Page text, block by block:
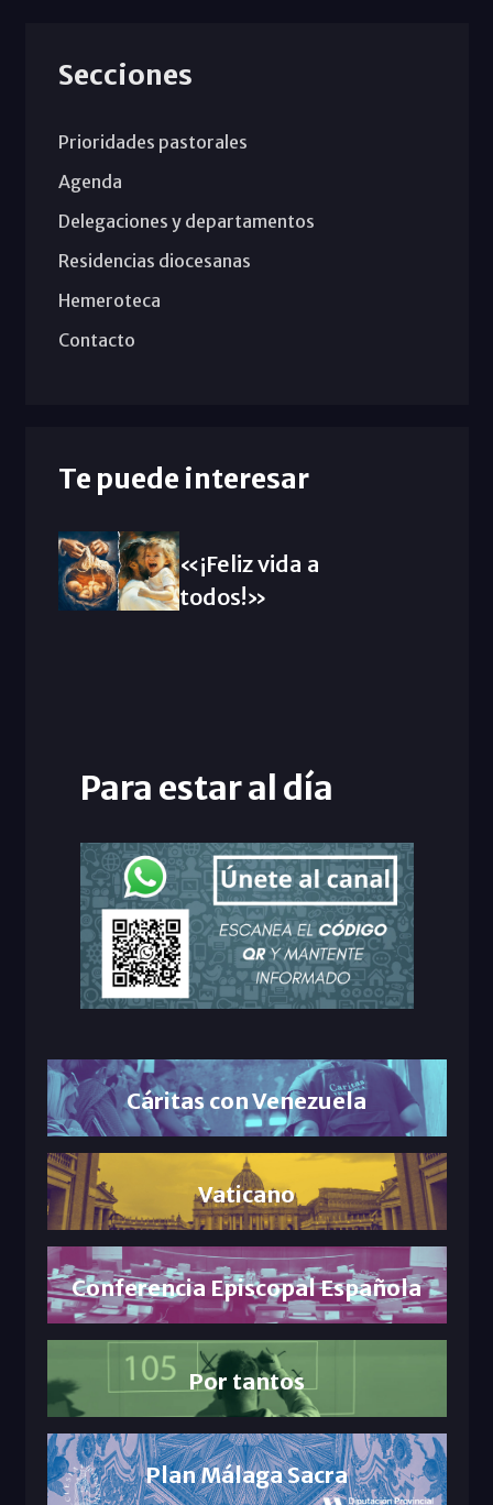
Secciones
Prioridades pastorales
Agenda
Delegaciones y departamentos
Residencias diocesanas
Hemeroteca
Contacto
Te puede interesar
«¡Feliz vida a
todos!»
Para estar al día
Cáritas con Venezuela
Vaticano
Conferencia Episcopal Española
Por tantos
Plan Málaga Sacra